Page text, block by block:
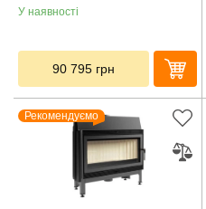
У наявності
90 795 грн
Рекомендуємо